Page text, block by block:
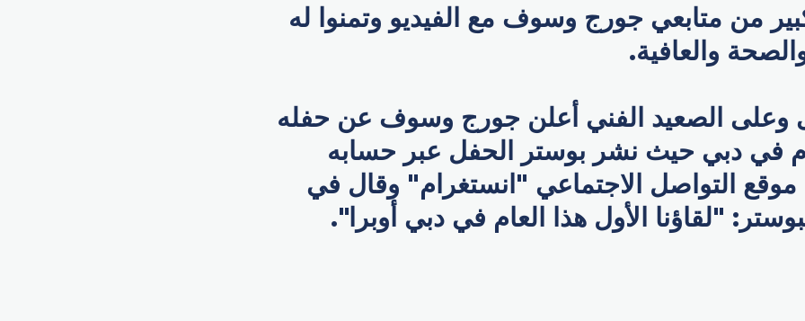
من متابعي جورج وسوف مع الفيديو وتمنوا له
والعافية.
الصعيد الفني أعلن جورج وسوف عن حفله
في دبي حيث نشر بوستر الحفل عبر حسابه
التواصل الاجتماعي "انستغرام" وقال في
"لقاؤنا الأول هذا العام في دبي أوبرا".